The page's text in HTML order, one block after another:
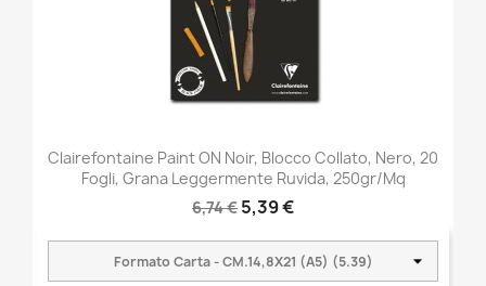
Clairefontaine Paint ON Noir, Blocco Collato, Nero, 20
Fogli, Grana Leggermente Ruvida, 250gr/Mq
6,74 € 5,39 €